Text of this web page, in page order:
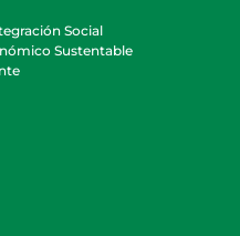
Social
Sustentable